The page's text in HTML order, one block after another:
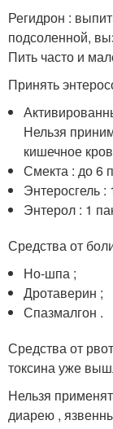
Регидрон :
подсоленной,
Пить часто и
Принять
Нельзя
кишечное
Смекта : до 6
Энтеросгель :
Энтерол : 1
Средства от
Но-шпа ;
Дротаверин ;
Спазмалгон .
Средства от
токсина уже
Нельзя
диарею ,